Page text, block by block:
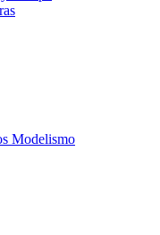
Modelismo